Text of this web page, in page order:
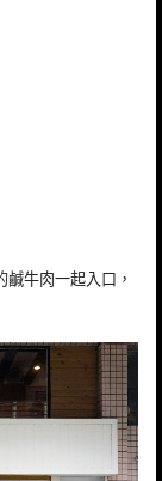
牛肉一起入口，